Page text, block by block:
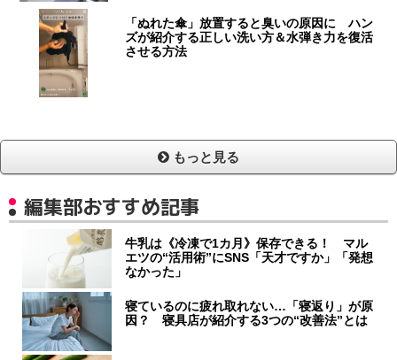
「ぬれた傘」放置すると臭いの原因に ハン
ズが紹介する正しい洗い方＆水弾き力を復活
させる方法
もっと見る
編集部おすすめ記事
牛乳は《冷凍で1カ月》保存できる！ マル
エツの“活用術”にSNS「天才ですか」「発想
なかった」
寝ているのに疲れ取れない…「寝返り」が原
因？ 寝具店が紹介する3つの“改善法”とは